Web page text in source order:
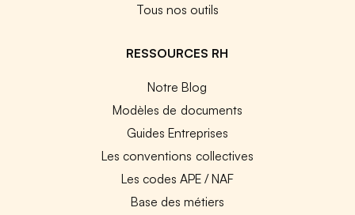
Tous nos outils
RESSOURCES RH
Notre Blog
Modèles de documents
Guides Entreprises
Les conventions collectives
Les codes APE / NAF
Base des métiers